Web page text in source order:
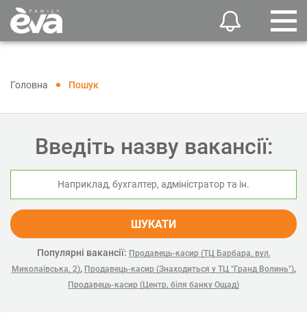
Головна Пошук
Введіть назву вакансії:
ШУКАТИ
Популярні вакансії: Продавець-касир (ТЦ Барбара, вул.
Миколаївська, 2), Продавець-касир (Знаходиться у ТЦ "Гранд Волинь"),
Продавець-касир (Центр, біля банку Ощад)